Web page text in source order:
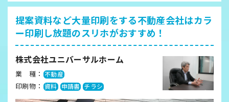
提案資料など大量印刷をする不動産会社はカラ
ー印刷し放題のスリホがおすすめ！
株式会社ユニバーサルホーム
業 種： 不動産
印刷物： 資料 申請書 チラシ